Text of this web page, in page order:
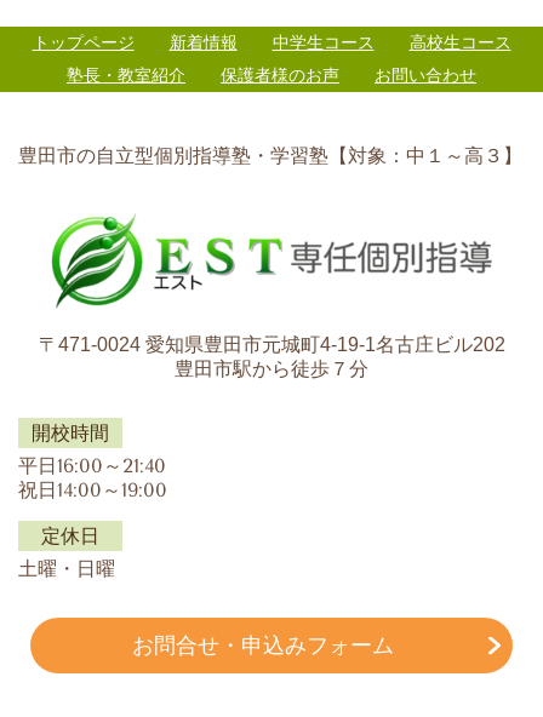
トップページ 新着情報 中学生コース
高校生コース
塾長・教室紹介
保護者様のお声 お問い合わせ
豊田市の自立型個別指導塾・学習塾【対象：中１～高３】
〒471-0024 愛知県豊田市元城町4-19-1名古庄ビル202
豊田市駅から徒歩７分
開校時間
平日16:00～21:40
祝日14:00～19:00
定休日
土曜・日曜
お問合せ・申込みフォーム